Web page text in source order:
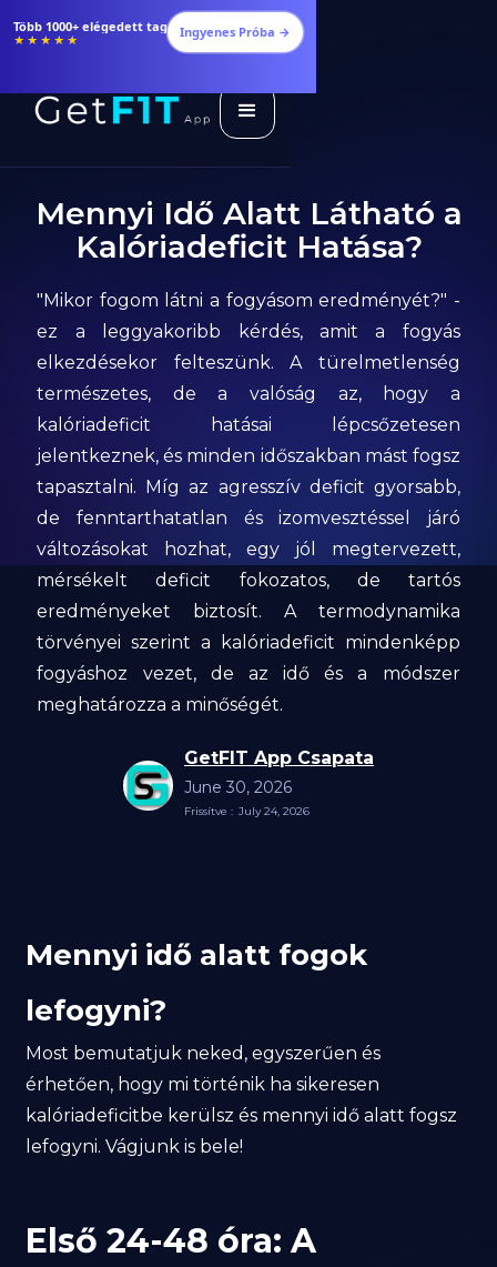
Több 1000+ elégedett tag
★★★★★ Ingyenes Próba →
Mennyi Idő Alatt Látható a
Kalóriadeficit Hatása?
"Mikor fogom látni a fogyásom eredményét?" -
ez a leggyakoribb kérdés, amit a fogyás
elkezdésekor felteszünk. A türelmetlenség
természetes, de a valóság az, hogy a
kalóriadeficit hatásai lépcsőzetesen
jelentkeznek, és minden időszakban mást fogsz
tapasztalni. Míg az agresszív deficit gyorsabb,
de fenntarthatatlan és izomvesztéssel járó
változásokat hozhat, egy jól megtervezett,
mérsékelt deficit fokozatos, de tartós
eredményeket biztosít. A termodynamika
törvényei szerint a kalóriadeficit mindenképp
fogyáshoz vezet, de az idő és a módszer
meghatározza a minőségét.
GetFIT App Csapata
June 30, 2026
Frissítve : July 24, 2026
Mennyi idő alatt fogok
lefogyni?
Most bemutatjuk neked, egyszerűen és
érhetően, hogy mi történik ha sikeresen
kalóriadeficitbe kerülsz és mennyi idő alatt fogsz
lefogyni. Vágjunk is bele!
Első 24-48 óra: A